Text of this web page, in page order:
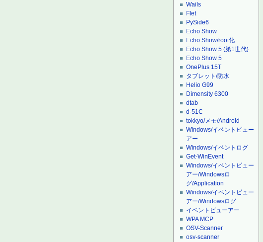
Wails
Flet
PySide6
Echo Show
Echo Show/root化
Echo Show 5 (第1世代)
Echo Show 5
OnePlus 15T
タブレット/防水
Helio G99
Dimensity 6300
dtab
d-51C
tokkyo/メモ/Android
Windows/イベントビュー
アー
Windows/イベントログ
Get-WinEvent
Windows/イベントビュー
アー/Windowsロ
グ/Application
Windows/イベントビュー
アー/Windowsログ
イベントビューアー
WPA MCP
OSV-Scanner
osv-scanner